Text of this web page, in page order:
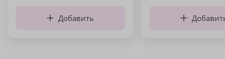
Добавить